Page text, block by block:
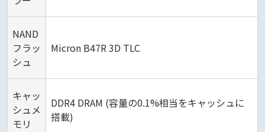
NAND
フラッ
シュ
Micron B47R 3D TLC
キャッ
シュメ
モリ
DDR4 DRAM (容量の0.1%相当をキャッシュに
搭載)